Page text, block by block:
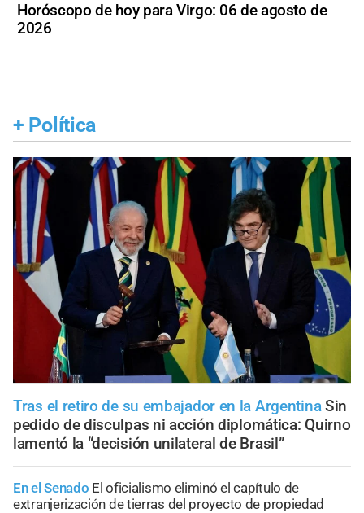
Horóscopo de hoy para Virgo: 06 de agosto de
2026
+ Política
Tras el retiro de su embajador en la Argentina Sin
pedido de disculpas ni acción diplomática: Quirno
lamentó la “decisión unilateral de Brasil”
En el Senado El oficialismo eliminó el capítulo de
extranjerización de tierras del proyecto de propiedad